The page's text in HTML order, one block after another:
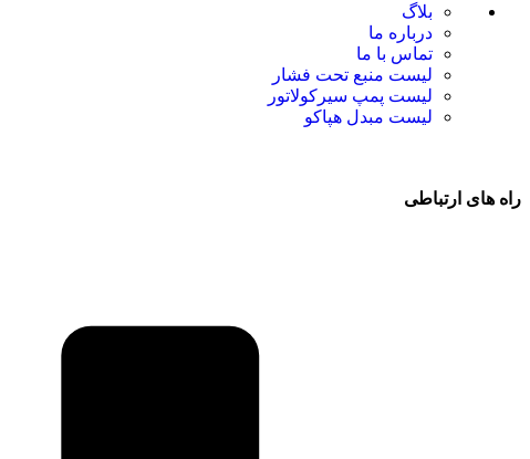
بلاگ
درباره ما
تماس با ما
لیست منبع تحت فشار
لیست پمپ سیرکولاتور
لیست مبدل هپاکو
راه های ارتباطی